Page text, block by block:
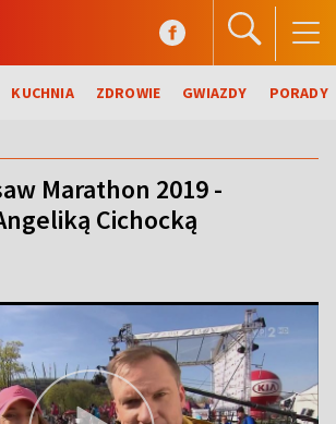
KUCHNIA ZDROWIE GWIAZDY PORADY
Marathon 2019 -
Cichocką